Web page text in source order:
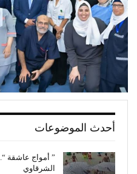
أحدث الموضوعات
” أمواج عاشقة
الشرقاوي